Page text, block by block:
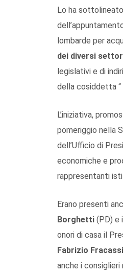
Lo ha
lombarde per
dei diversi
legislativi e di
della cosiddetta “
L’iniziativa,
pomeriggio nella
dell’Ufficio di
economiche e
rappresentanti
Erano presenti
Borghetti (PD) e
onori di casa il
Fabrizio Fracassi
anche i consiglieri